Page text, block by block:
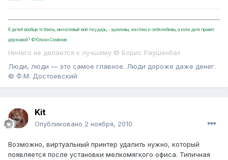
Я детей вообще то боюсь, милостивый мой государь, - шумливы, жестоки и себялюбивы, а коли дети правят
державой? ©Юлиан Семёнов
Ничего не делается к лучшему © Борис Раушенбах
Люди, люди — это самое главное. Люди дороже даже денег.
© Ф.М. Достоевский
Kit
Опубликовано 2 ноября, 2010
Возможно, виртуальный принтер удалить нужно, который
появляется после установки мелкомягкого офиса. Типичная